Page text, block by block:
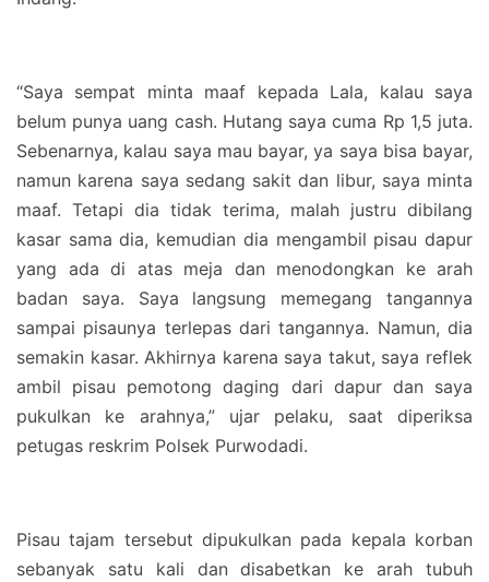
“Saya sempat minta maaf kepada Lala, kalau saya
belum punya uang cash. Hutang saya cuma Rp 1,5 juta.
Sebenarnya, kalau saya mau bayar, ya saya bisa bayar,
namun karena saya sedang sakit dan libur, saya minta
maaf. Tetapi dia tidak terima, malah justru dibilang
kasar sama dia, kemudian dia mengambil pisau dapur
yang ada di atas meja dan menodongkan ke arah
badan saya. Saya langsung memegang tangannya
sampai pisaunya terlepas dari tangannya. Namun, dia
semakin kasar. Akhirnya karena saya takut, saya reflek
ambil pisau pemotong daging dari dapur dan saya
pukulkan ke arahnya,” ujar pelaku, saat diperiksa
petugas reskrim Polsek Purwodadi.
Pisau tajam tersebut dipukulkan pada kepala korban
sebanyak satu kali dan disabetkan ke arah tubuh